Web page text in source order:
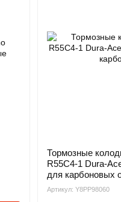
Артикул: Y8PP98060
Тормозные
R55C4-1 Dura-
для карбоновых